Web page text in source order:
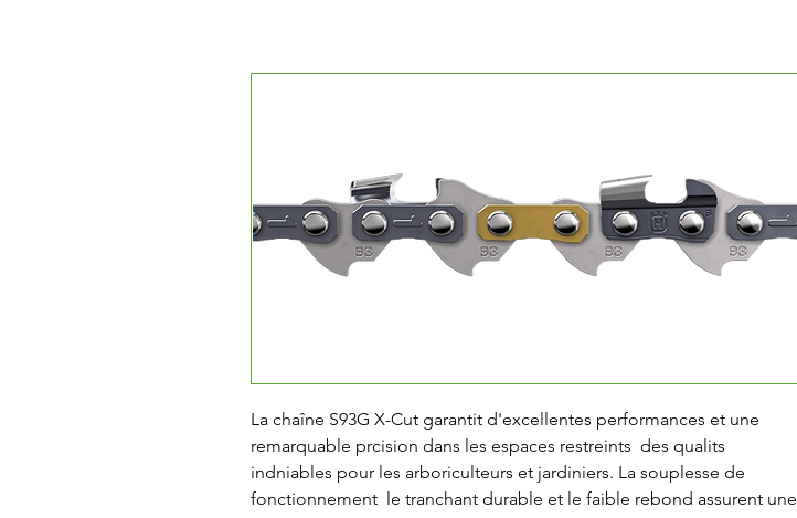
La chaîne S93G X-Cut garantit d'excellentes performances et une
remarquable prcision dans les espaces restreints  des qualits
indniables pour les arboriculteurs et jardiniers. La souplesse de
fonctionnement  le tranchant durable et le faible rebond assurent une